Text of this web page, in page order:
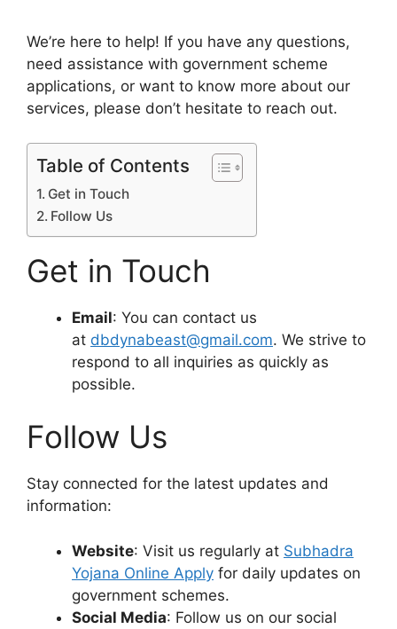
We’re here to help! If you have any questions,
need assistance with government scheme
applications, or want to know more about our
services, please don’t hesitate to reach out.
Table of Contents
Get in Touch
Follow Us
Get in Touch
Email: You can contact us
at dbdynabeast@gmail.com. We strive to
respond to all inquiries as quickly as
possible.
Follow Us
Stay connected for the latest updates and
information:
Website: Visit us regularly at Subhadra
Yojana Online Apply for daily updates on
government schemes.
Social Media: Follow us on our social